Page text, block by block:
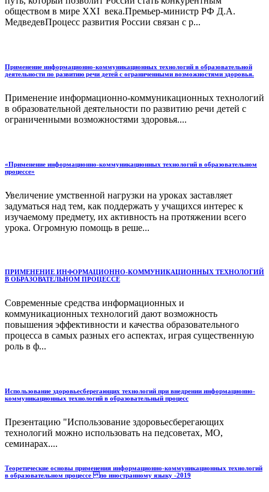
обществом в мире XXI века.Премьер-министр РФ Д.А.
МедведевПроцесс развития России связан с р...
Применение информационно-коммуникационных технологий в образовательной
деятельности по развитию речи детей с ограниченными возможностями здоровья.
Применение информационно-коммуникационных технологий
в образовательной деятельности по развитию речи детей с
ограниченными возможностями здоровья....
«Применение информационно-коммуникационных технологий в образовательном
процессе»
Увеличение умственной нагрузки на уроках заставляет
задуматься над тем, как поддержать у учащихся интерес к
изучаемому предмету, их активность на протяжении всего
урока. Огромную помощь в реше...
ПРИМЕНЕНИЕ ИНФОРМАЦИОННО-КОММУНИКАЦИОННЫХ ТЕХНОЛОГИЙ
В ОБРАЗОВАТЕЛЬНОМ ПРОЦЕССЕ
Современные средства информационных и
коммуникационных технологий дают возможность
повышения эффективности и качества образовательного
процесса в самых разных его аспектах, играя существенную
роль в ф...
Использование здоровьесберегающих технологий при внедрении информационно-
коммуникационных технологий в образовательный процесс
Презентацию "Использование здоровьесберегающих
технологий можно использовать на педсоветах, МО,
семинарах....
Теоретические основы применения информационно-коммуникационных технологий
в образовательном процессе по иностранному языку -2019